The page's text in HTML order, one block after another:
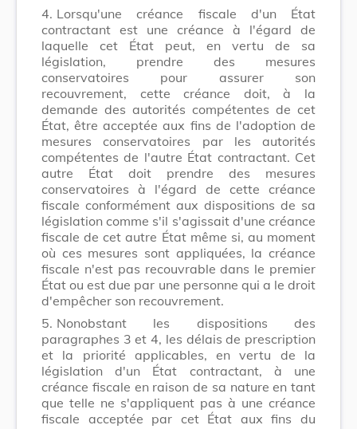
4. Lorsqu'une créance fiscale d'un État
contractant est une créance à l'égard de
laquelle cet État peut, en vertu de sa
législation, prendre des mesures
conservatoires pour assurer son
recouvrement, cette créance doit, à la
demande des autorités compétentes de cet
État, être acceptée aux fins de l'adoption de
mesures conservatoires par les autorités
compétentes de l'autre État contractant. Cet
autre État doit prendre des mesures
conservatoires à l'égard de cette créance
fiscale conformément aux dispositions de sa
législation comme s'il s'agissait d'une créance
fiscale de cet autre État même si, au moment
où ces mesures sont appliquées, la créance
fiscale n'est pas recouvrable dans le premier
État ou est due par une personne qui a le droit
d'empêcher son recouvrement.
5. Nonobstant les dispositions des
paragraphes 3 et 4, les délais de prescription
et la priorité applicables, en vertu de la
législation d'un État contractant, à une
créance fiscale en raison de sa nature en tant
que telle ne s'appliquent pas à une créance
fiscale acceptée par cet État aux fins du